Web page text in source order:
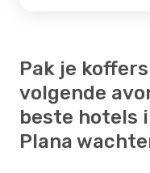
Pak je
volgende
beste hotels
Plana